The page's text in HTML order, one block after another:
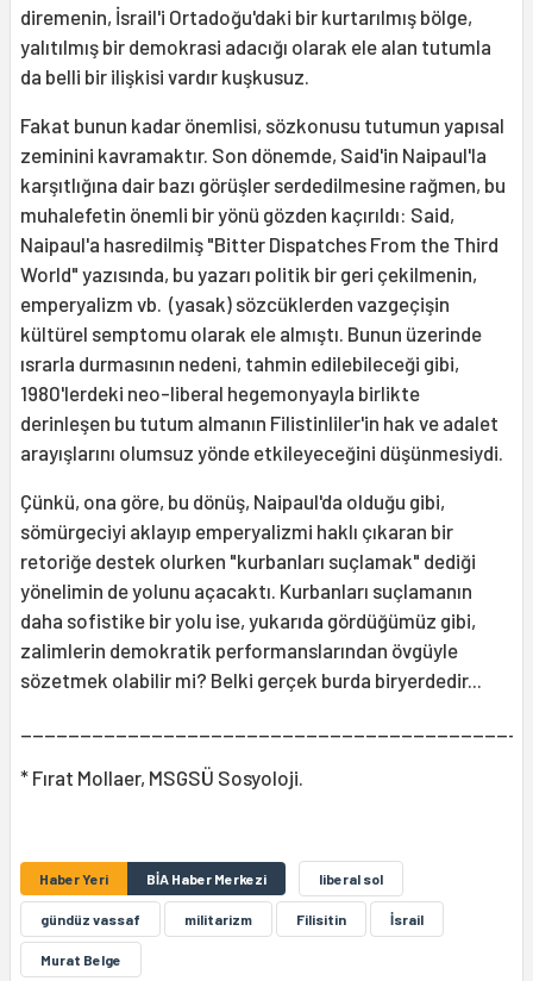
diremenin, İsrail'i Ortadoğu'daki bir kurtarılmış bölge,
yalıtılmış bir demokrasi adacığı olarak ele alan tutumla
da belli bir ilişkisi vardır kuşkusuz.
Fakat bunun kadar önemlisi, sözkonusu tutumun yapısal
zeminini kavramaktır. Son dönemde, Said'in Naipaul'la
karşıtlığına dair bazı görüşler serdedilmesine rağmen, bu
muhalefetin önemli bir yönü gözden kaçırıldı: Said,
Naipaul'a hasredilmiş "Bitter Dispatches From the Third
World" yazısında, bu yazarı politik bir geri çekilmenin,
emperyalizm vb. (yasak) sözcüklerden vazgeçişin
kültürel semptomu olarak ele almıştı. Bunun üzerinde
ısrarla durmasının nedeni, tahmin edilebileceği gibi,
1980'lerdeki neo-liberal hegemonyayla birlikte
derinleşen bu tutum almanın Filistinliler'in hak ve adalet
arayışlarını olumsuz yönde etkileyeceğini düşünmesiydi.
Çünkü, ona göre, bu dönüş, Naipaul'da olduğu gibi,
sömürgeciyi aklayıp emperyalizmi haklı çıkaran bir
retoriğe destek olurken "kurbanları suçlamak" dediği
yönelimin de yolunu açacaktı. Kurbanları suçlamanın
daha sofistike bir yolu ise, yukarıda gördüğümüz gibi,
zalimlerin demokratik performanslarından övgüyle
sözetmek olabilir mi? Belki gerçek burda biryerdedir...
* Fırat Mollaer, MSGSÜ Sosyoloji.
Haber Yeri BİA Haber Merkezi liberal sol
gündüz vassaf militarizm Filisitin İsrail
Murat Belge